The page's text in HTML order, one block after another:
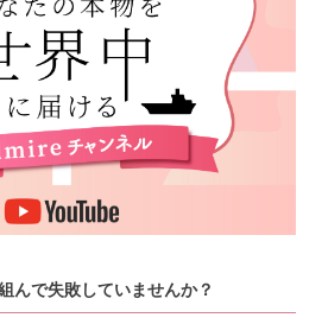
んで失敗していませんか？